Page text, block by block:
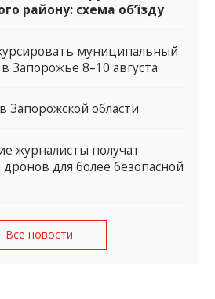
району: схема об’їзду
муниципальный
Запорожье 8–10 августа
Запорожской области
журналисты получат
для более безопасной
Все новости